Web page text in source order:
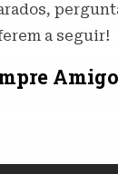
a seguir!